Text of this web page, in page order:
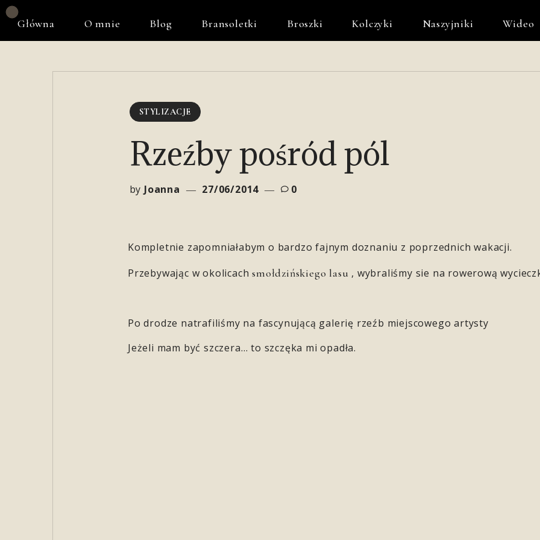
Główna O mnie Blog Bransoletki Broszki Kolczyki Naszyjniki Wideo
STYLIZACJE
Rzeźby pośród pól
by Joanna 27/06/2014 0
Kompletnie zapomniałabym o bardzo fajnym doznaniu z poprzednich wakacji.
Przebywając w okolicachsmołdzińskiego lasu , wybraliśmy sie na rowerową
Po drodze natrafiliśmy na fascynującą galerię rzeźb miejscowego artysty
Jeżeli mam być szczera… to szczęka mi opadła.